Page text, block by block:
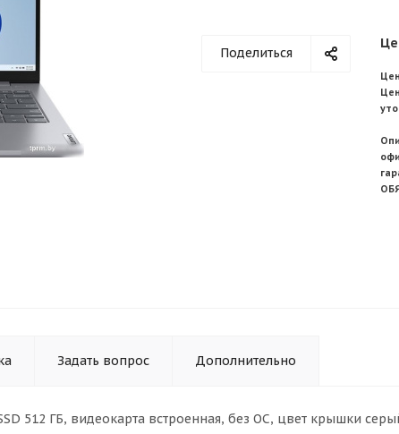
Поделиться
Задать вопрос Дополнительно
512 ГБ, видеокарта встроенная, без ОС, цвет крышки